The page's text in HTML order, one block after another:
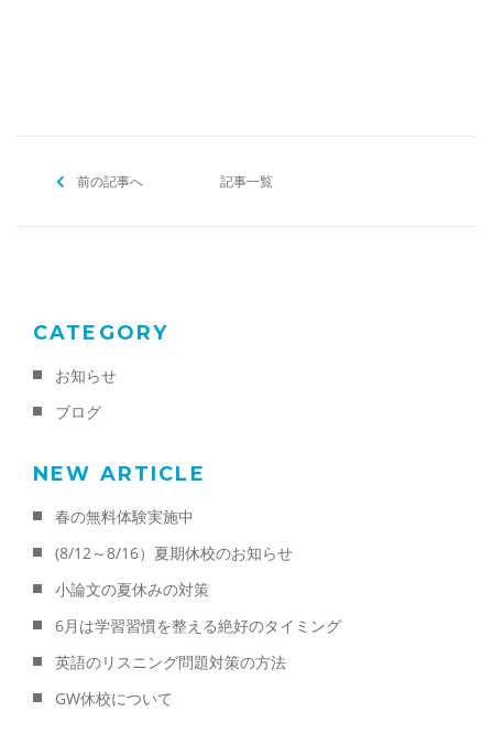
前の記事へ 記事一覧
CATEGORY
お知らせ
ブログ
NEW ARTICLE
春の無料体験実施中
(8/12～8/16）夏期休校のお知らせ
小論文の夏休みの対策
6月は学習習慣を整える絶好のタイミング
英語のリスニング問題対策の方法
GW休校について